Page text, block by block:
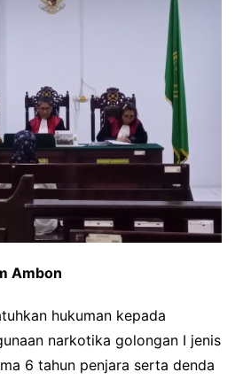
Ambon
hukuman kepada
narkotika golongan I jenis
6 tahun penjara serta denda